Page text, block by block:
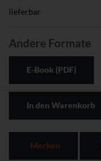
lieferbar
Andere Formate
E-Book (PDF)
In den Warenkorb
Merken